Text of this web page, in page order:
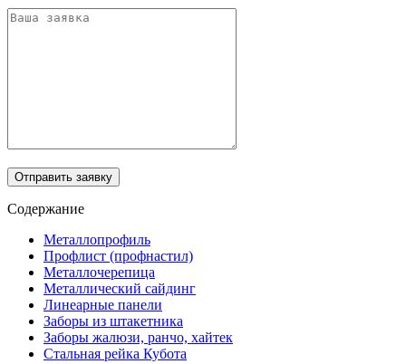
Отправить заявку
Содержание
Металлопрофиль
Профлист (профнастил)
Металлочерепица
Металлический сайдинг
Линеарные панели
Заборы из штакетника
Заборы жалюзи, ранчо, хайтек
Стальная рейка Кубота